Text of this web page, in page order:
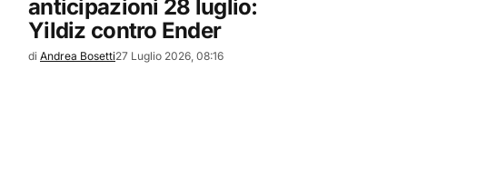
anticipazioni 28 luglio:
Yildiz contro Ender
di Andrea Bosetti27 Luglio 2026, 08:16